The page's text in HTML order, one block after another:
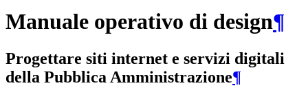
Manuale operativo di design¶
Progettare siti internet e servizi digitali
della Pubblica Amministrazione¶